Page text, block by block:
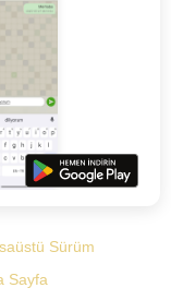
Sürüm
Sayfa